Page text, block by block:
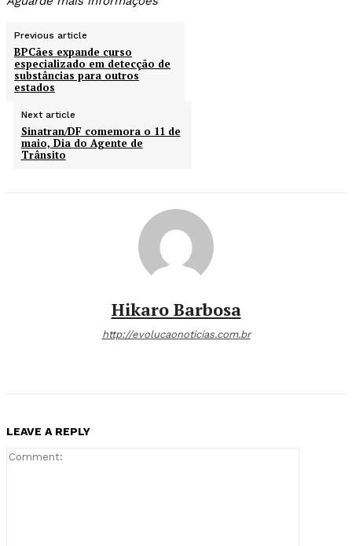
Previous article
BPCães expande curso
especializado em detecção de
substâncias para outros
estados
Next article
Sinatran/DF comemora o 11 de
maio, Dia do Agente de
Trânsito
Hikaro Barbosa
http://evolucaonoticias.com.br
LEAVE A REPLY